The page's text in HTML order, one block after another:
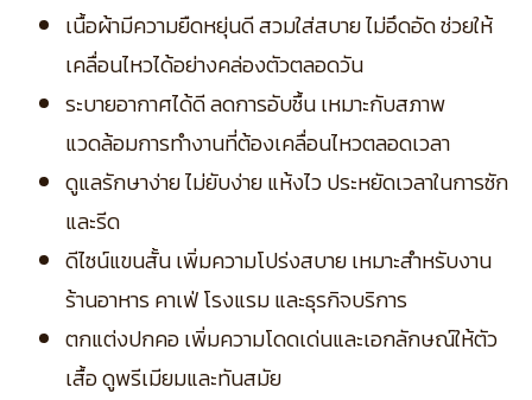
เนื้อผ้ามีความยืดหยุ่นดี สวมใส่สบาย ไม่อึดอัด ช่วยให้
เคลื่อนไหวได้อย่างคล่องตัวตลอดวัน
ระบายอากาศได้ดี ลดการอับชื้น เหมาะกับสภาพ
แวดล้อมการทำงานที่ต้องเคลื่อนไหวตลอดเวลา
ดูแลรักษาง่าย ไม่ยับง่าย แห้งไว ประหยัดเวลาในการซัก
และรีด
ดีไซน์แขนสั้น เพิ่มความโปร่งสบาย เหมาะสำหรับงาน
ร้านอาหาร คาเฟ่ โรงแรม และธุรกิจบริการ
ตกแต่งปกคอ เพิ่มความโดดเด่นและเอกลักษณ์ให้ตัว
เสื้อ ดูพรีเมียมและทันสมัย